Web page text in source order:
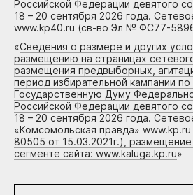
Российской Федерации девятого
18 – 20 сентября 2026 года.
www.kp40.ru (св-во Эл № ФС77-
«Сведения о размере и других
размещению на страницах
размещения предвыборных,
период избирательной кампании
Государственную Думу
Российской Федерации девятого
18 – 20 сентября 2026 года.
«Комсомольская правда»
80505 от 15.03.2021г.),
сегменте сайта: www.kaluga.kp.ru»